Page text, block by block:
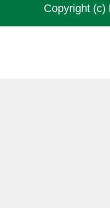
Copyright (c)